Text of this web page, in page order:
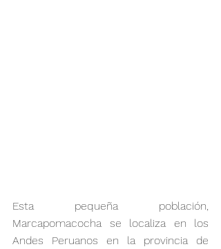
Esta pequeña población,
Marcapomacocha se localiza en los
Andes Peruanos en la provincia de